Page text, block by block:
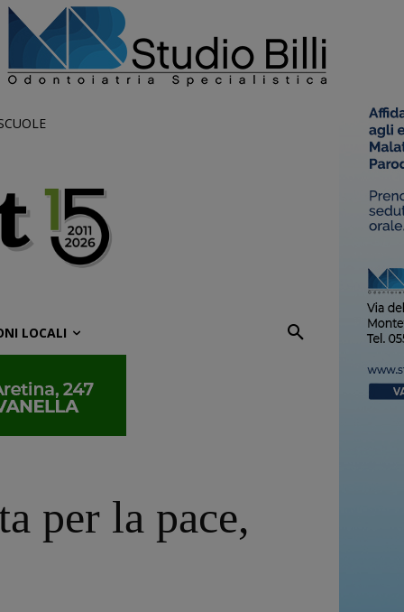
LOCALI
per la pace,